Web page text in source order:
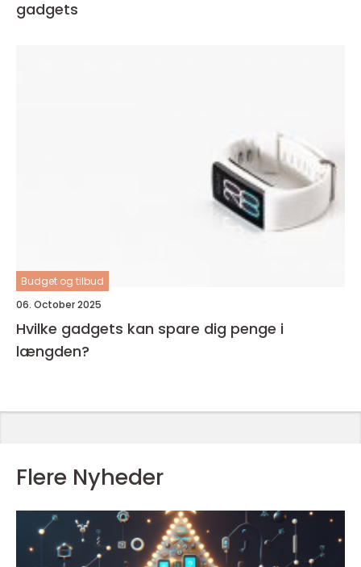
gadgets
Budget og tilbud
06. October 2025
Hvilke gadgets kan spare dig penge i
længden?
Flere Nyheder